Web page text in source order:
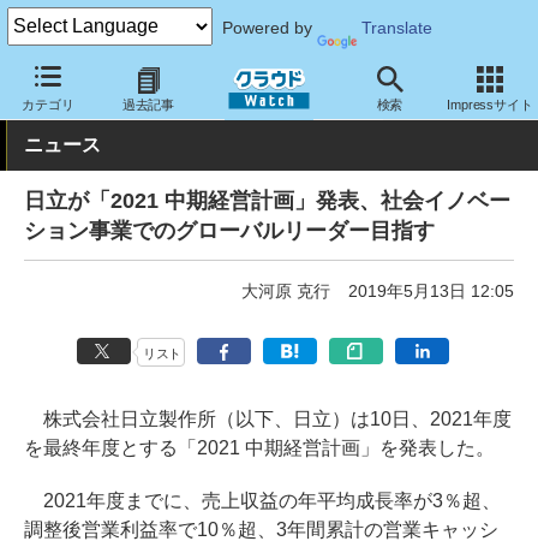
Powered by Translate
カテゴリ 過去記事 検索 Impressサイト
クラウド Watch トピック 事業戦略
ニュース
日立が「2021 中期経営計画」発表、社会イノベー
ション事業でのグローバルリーダー目指す
大河原 克行 2019年5月13日 12:05
リスト
株式会社日立製作所（以下、日立）は10日、2021年度
を最終年度とする「2021 中期経営計画」を発表した。
2021年度までに、売上収益の年平均成長率が3％超、
調整後営業利益率で10％超、3年間累計の営業キャッシ